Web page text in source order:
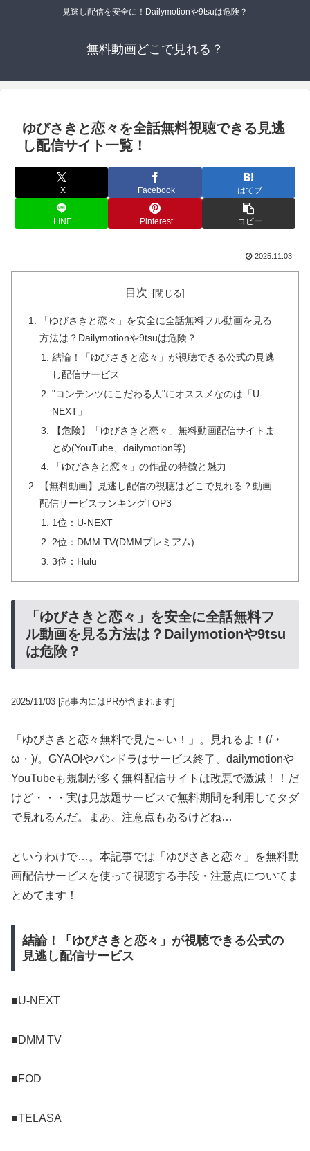
見逃し配信を安全に！Dailymotionや9tsuは危険？
無料動画どこで見れる？
ゆびさきと恋々を全話無料視聴できる見逃
し配信サイト一覧！
X Facebook はてブ
LINE Pinterest コピー
2025.11.03
目次
「ゆびさきと恋々」を安全に全話無料フル動画を見る
方法は？Dailymotionや9tsuは危険？
結論！「ゆびさきと恋々」が視聴できる公式の見逃
し配信サービス
"コンテンツにこだわる人"にオススメなのは「U-
NEXT」
【危険】「ゆびさきと恋々」無料動画配信サイトま
とめ(YouTube、dailymotion等)
「ゆびさきと恋々」の作品の特徴と魅力
【無料動画】見逃し配信の視聴はどこで見れる？動画
配信サービスランキングTOP3
1位：U-NEXT
2位：DMM TV(DMMプレミアム)
3位：Hulu
「ゆびさきと恋々」を安全に全話無料フ
ル動画を見る方法は？Dailymotionや9tsu
は危険？
2025/11/03 [記事内にはPRが含まれます]
「ゆびさきと恋々無料で見た～い！」。見れるよ！(/・
ω・)/。GYAO!やパンドラはサービス終了、dailymotionや
YouTubeも規制が多く無料配信サイトは改悪で激減！！だ
けど・・・実は見放題サービスで無料期間を利用してタダ
で見れるんだ。まあ、注意点もあるけどね…
というわけで…。本記事では「ゆびさきと恋々」を無料動
画配信サービスを使って視聴する手段・注意点についてま
とめてます！
結論！「ゆびさきと恋々」が視聴できる公式の
見逃し配信サービス
■U-NEXT
■DMM TV
■FOD
■TELASA